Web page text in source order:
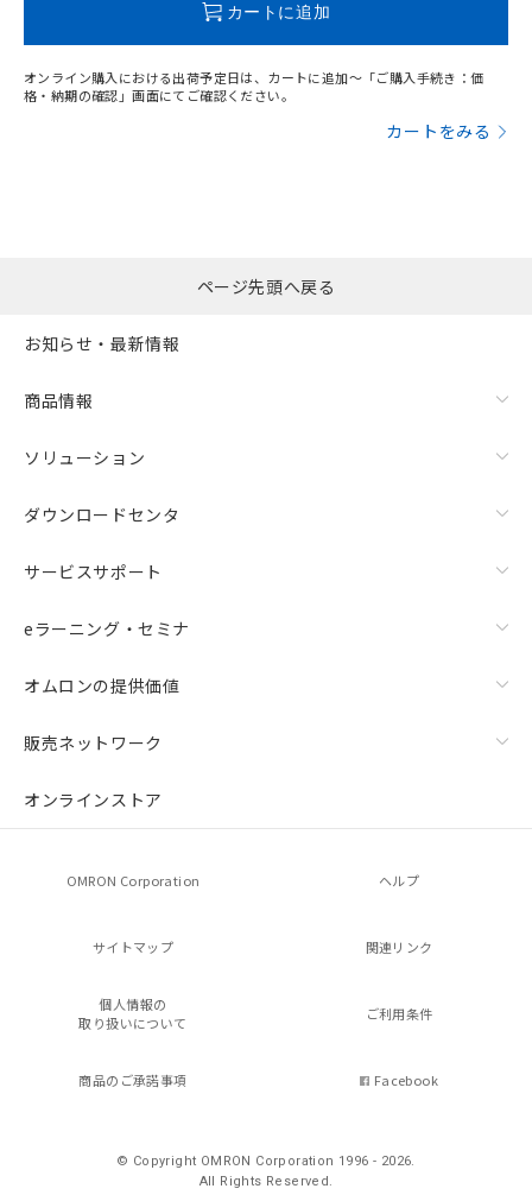
カートに追加
オンライン購入における出荷予定日は、カートに追加～「ご購入手続き：価
格・納期の確認」画面にてご確認ください。
カートをみる
ページ先頭へ戻る
お知らせ・最新情報
商品情報
ソリューション
ダウンロードセンタ
サービスサポート
eラーニング・セミナ
オムロンの提供価値
販売ネットワーク
オンラインストア
OMRON Corporation ヘルプ
サイトマップ 関連リンク
個人情報の
取り扱いについて
ご利用条件
商品のご承諾事項 Facebook
© Copyright OMRON Corporation 1996 - 2026.
All Rights Reserved.